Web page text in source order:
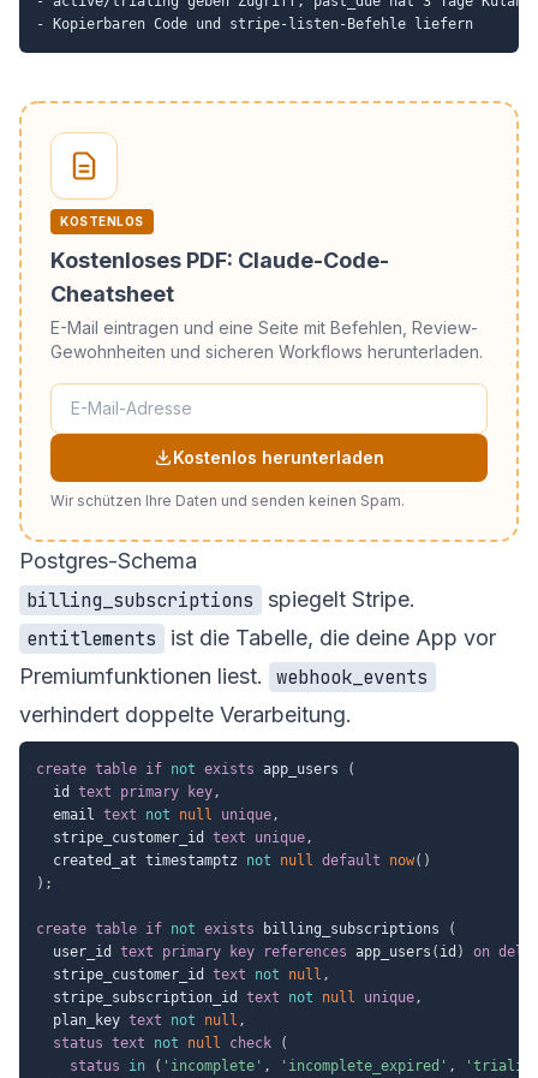
KOSTENLOS
Kostenloses PDF: Claude-Code-
Cheatsheet
E-Mail eintragen und eine Seite mit Befehlen, Review-
Gewohnheiten und sicheren Workflows herunterladen.
Kostenlos herunterladen
Wir schützen Ihre Daten und senden keinen Spam.
Postgres-Schema
billing_subscriptions
spiegelt Stripe.
entitlements
ist die Tabelle, die deine App vor
Premiumfunktionen liest.
webhook_events
verhindert doppelte Verarbeitung.
create table if not exists app_users
(
  id
text primary key,
  email
text not null unique,
  stripe_customer_id
text unique,
  created_at timestamptz
not null default now( )
) ;
create table if not exists billing_subscriptions
(
  user_id
text primary key references app_users ( id ) on
  stripe_customer_id
text not null ,
  stripe_subscription_id
text not null unique,
  plan_key
text not null ,
status text not null check
(
status
in ( 'incomplete' , 'incomplete_expired' ,